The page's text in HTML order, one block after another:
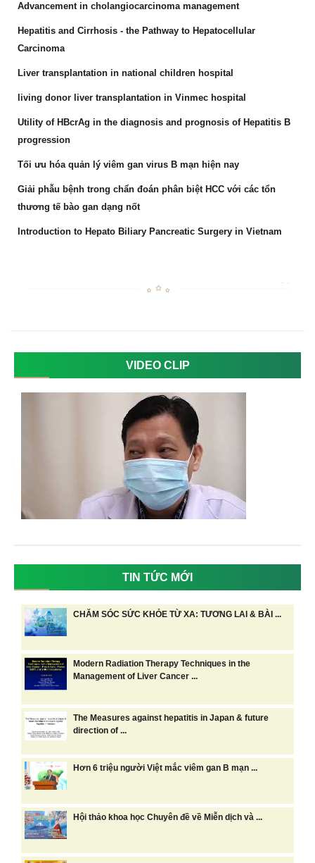
Advancement in cholangiocarcinoma management
Hepatitis and Cirrhosis - the Pathway to Hepatocellular
Carcinoma
Liver transplantation in national children hospital
living donor liver transplantation in Vinmec hospital
Utility of HBcrAg in the diagnosis and prognosis of Hepatitis B
progression
Tối ưu hóa quản lý viêm gan virus B mạn hiện nay
Giải phẫu bệnh trong chẩn đoán phân biệt HCC với các tổn
thương tế bào gan dạng nốt
Introduction to Hepato Biliary Pancreatic Surgery in Vietnam
VIDEO CLIP
TIN TỨC MỚI
CHĂM SÓC SỨC KHỎE TỪ XA: TƯƠNG LAI & BÀI ...
Modern Radiation Therapy Techniques in the
Management of Liver Cancer ...
The Measures against hepatitis in Japan & future
direction of ...
Hơn 6 triệu người Việt mắc viêm gan B mạn ...
Hội thảo khoa học Chuyên đề về Miễn dịch và ...